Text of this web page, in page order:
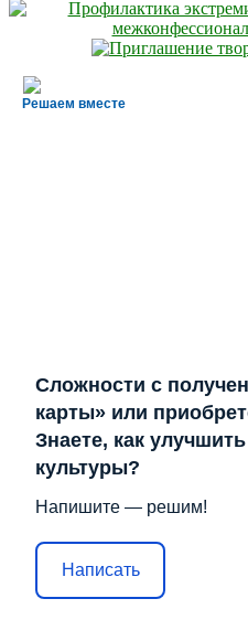
Решаем вместе
Сложности с
карты» или
Знаете, как
культуры?
Напишите — решим!
Написать